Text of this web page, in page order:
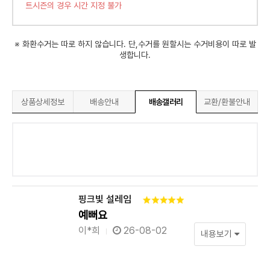
트시즌의 경우 시간 지정 불가
※ 화환수거는 따로 하지 않습니다. 단,수거를 원할시는 수거비용이 따로 발
생합니다.
상품상세정보 배송안내 배송갤러리 교환/환불안내
핑크빛 설레임
예뻐요
이*희 26-08-02 내용보기